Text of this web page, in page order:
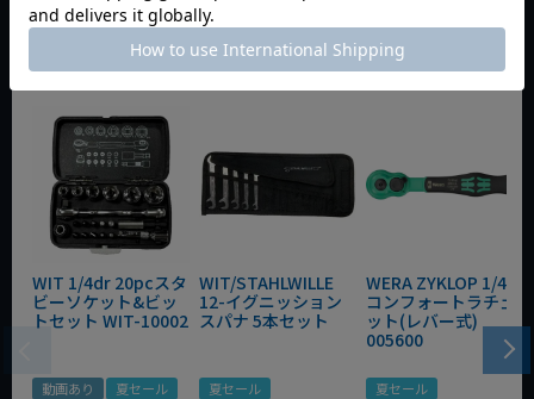
今週のおすすめアイテム
WIT 1/4dr 20pcスタ
ビーソケット&ビッ
トセット WIT-10002
動画あり 夏セール
WIT/STAHLWILLE
12-イグニッション
スパナ 5本セット
夏セール
WERA ZYKLOP 1/4"
コンフォートラチェ
ット(レバー式)
005600
夏セール